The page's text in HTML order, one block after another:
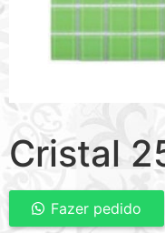
Cristal
Fazer pedido